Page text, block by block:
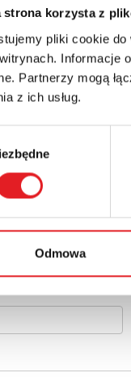
strona korzysta z
pliki cookie
Informacje
Partnerzy mogą
z ich usług.
Odmowa
Zapytaj o